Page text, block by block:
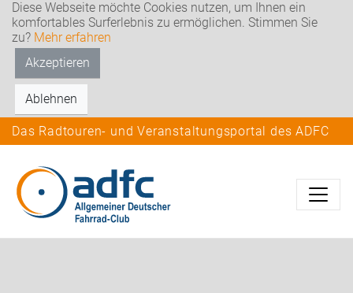
Diese Webseite möchte Cookies nutzen, um Ihnen ein
komfortables Surferlebnis zu ermöglichen. Stimmen Sie
zu? Mehr erfahren
Akzeptieren
Ablehnen
Das Radtouren- und Veranstaltungsportal des ADFC